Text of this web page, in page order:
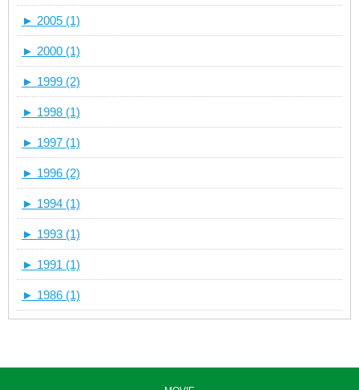
► 2005 (1)
► 2000 (1)
► 1999 (2)
► 1998 (1)
► 1997 (1)
► 1996 (2)
► 1994 (1)
► 1993 (1)
► 1991 (1)
► 1986 (1)